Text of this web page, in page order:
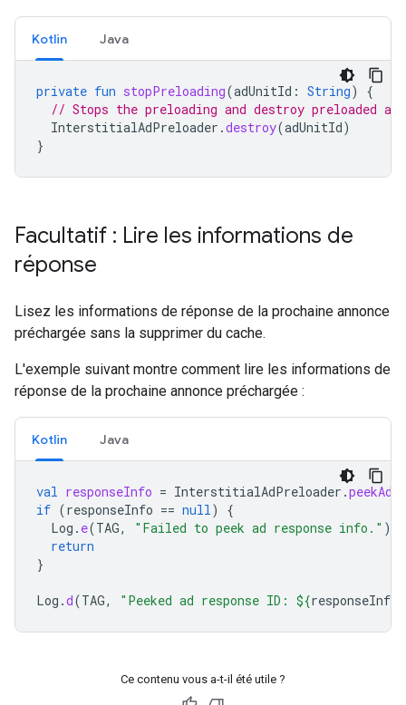
Kotlin Java
private fun stopPreloading(adUnitId : String)
{
// Stops the preloading and destroy preloaded
InterstitialAdPreloader .destroy(adUnitId)
}
Facultatif : Lire les informations de
réponse
Lisez les informations de réponse de la prochaine annonce
préchargée sans la supprimer du cache.
L'exemple suivant montre comment lire les informations de
réponse de la prochaine annonce préchargée :
Kotlin Java
val responseInfo = InterstitialAdPreloader .
if (responseInfo == null)
{
Log . e(TAG, "Failed to peek ad response info." )
return
}
Log .d(TAG, "Peeked ad response ID: ${responseInfo
Ce contenu vous a-t-il été utile ?